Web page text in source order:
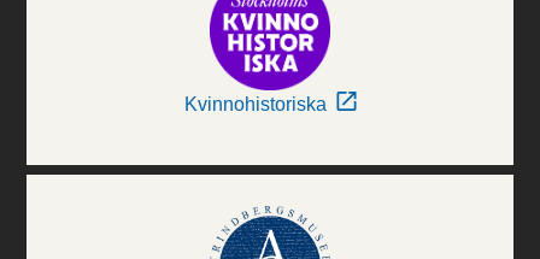
Kvinnohistoriska